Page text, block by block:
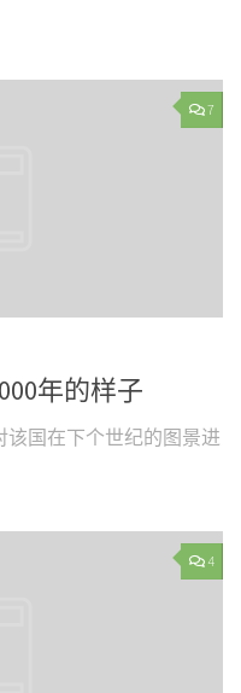
7
年的样子
该国在下个世纪的图景进
4